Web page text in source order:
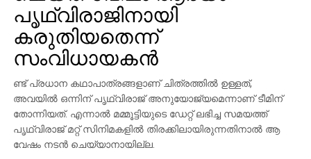
പൃഥ്വിരാജ് സുകുമാരന്‍, പ്രിയങ്ക ചോപ്ര എന്നിവരുടെ
സാന്നിധ്യം ഇവന്റിനെ ദേശീയ തലത്തില്‍ തന്നെ
ശ്രദ്ധേയമാക്കി. ചിത്രത്തില്‍ പ്രിയങ്ക ചോപ്ര
മന്ദാകിനിയായി, പൃഥ്വിരാജ് സുകുമാരന്‍ കുംബയായി
പ്രത്യക്ഷപ്പെടും. 2027ലെ സങ്ക്രാന്തി റിലീസിനായി
‘വാരണസി’ ഒരുക്കപ്പെടുന്നുണ്ട്. എന്നാല്‍
ചിത്രത്തെക്കാള്‍ വലിയ ചര്‍ച്ചയാകുന്നത്
സംവിധായകന്റെ പ്രസ്താവനയും അതിനുശേഷം
ഉയര്‍ന്ന പ്രതിഷേധങ്ങളുമാണ്.
പൃഥ്വിരാജിനായി
കരുതിയതെന്ന്
സംവിധായകന്‍
ണ്ട് പ്രധാന കഥാപാത്രങ്ങളാണ് ചിത്രത്തില്‍ ഉള്ളത്,
അവയില്‍ ഒന്നിന് പൃഥ്വിരാജ് അനുയോജ്യമെന്നാണ് ടീമിന്
തോന്നിയത്. എന്നാല്‍ മമ്മൂട്ടിയുടെ ഡേറ്റ് ലഭിച്ച സമയത്ത്
പൃഥ്വിരാജ് മറ്റ് സിനിമകളില്‍ തിരക്കിലായിരുന്നതിനാല്‍ ആ
വേഷം നടന്‍ ചെയ്യാനായില്ല.